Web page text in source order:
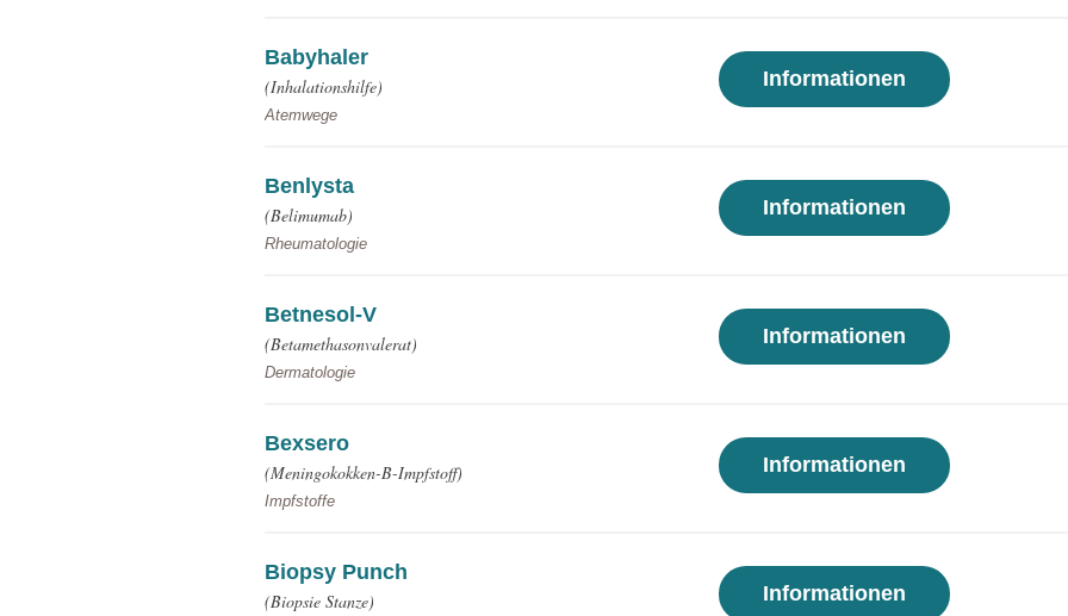
Babyhaler
(Inhalationshilfe)
Atemwege
Informationen
Benlysta
(Belimumab)
Rheumatologie
Informationen
Betnesol-V
(Betamethasonvalerat)
Dermatologie
Informationen
Bexsero
(Meningokokken-B-Impfstoff)
Impfstoffe
Informationen
Biopsy Punch
(Biopsie Stanze) Informationen